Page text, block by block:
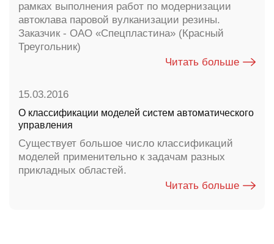
рамках выполнения работ по модернизации
автоклава паровой вулканизации резины.
Заказчик - ОАО «Спецпластина» (Красный
Треугольник)
Читать больше
15.03.2016
О классификации моделей систем автоматического
управления
Существует большое число классификаций
моделей применительно к задачам разных
прикладных областей.
Читать больше